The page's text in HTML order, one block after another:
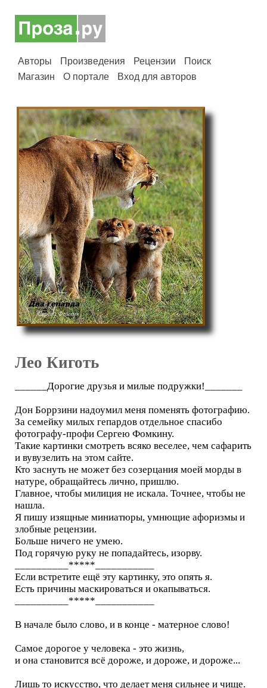
Авторы Произведения Рецензии
Поиск
Магазин
О портале Вход для авторов
Лео Киготь
______Дорогие друзья и милые подружки!_______
Дон Боррзини надоумил меня поменять фотографию.
За семейку милых гепардов отдельное спасибо
фотографу-профи Сергею Фомкину.
Такие картинки смотреть всяко веселее, чем сафарить
и вувузелить на этом сайте.
Кто заснуть не может без созерцания моей морды в
натуре, обращайтесь лично, пришлю.
Главное, чтобы милиция не искала. Точнее, чтобы не
нашла.
Я пишу изящные миниатюры, умнющие афоризмы и
злобные рецензии.
Больше ничего не умею.
Под горячую руку не попадайтесь, изорву.
__________*****___________
Если встретите ещё эту картинку, это опять я.
Есть причины маскироваться и окапываться.
__________*****___________
В начале было слово, и в конце - матерное слово!
Самое дорогое у человека - это жизнь,
и она становится всё дороже, и дороже, и дороже...
Лишь то искусство, что делает меня сильнее и чище.